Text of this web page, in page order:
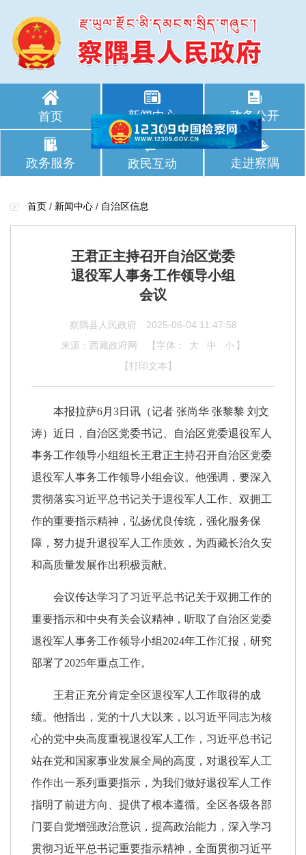
首页 新闻中心 政务公开
政务服务 政民互动 走进察隅
首页 / 新闻中心 / 自治区信息
王君正主持召开自治区党委
退役军人事务工作领导小组
会议
察隅县人民政府
2025-06-04 11:47:58
来源：西藏政府网
【字体： 大 中 小 】
【打印文本】
本报拉萨6月3日讯（记者 张尚华 张黎黎 刘文
涛）近日，自治区党委书记、自治区党委退役军人
事务工作领导小组组长王君正主持召开自治区党委
退役军人事务工作领导小组会议。他强调，要深入
贯彻落实习近平总书记关于退役军人工作、双拥工
作的重要指示精神，弘扬优良传统，强化服务保
障，努力提升退役军人工作质效，为西藏长治久安
和高质量发展作出积极贡献。
会议传达学习了习近平总书记关于双拥工作的
重要指示和中央有关会议精神，听取了自治区党委
退役军人事务工作领导小组2024年工作汇报，研究
部署了2025年重点工作。
王君正充分肯定全区退役军人工作取得的成
绩。他指出，党的十八大以来，以习近平同志为核
心的党中央高度重视退役军人工作，习近平总书记
站在党和国家事业发展全局的高度，对退役军人工
作作出一系列重要指示，为我们做好退役军人工作
指明了前进方向、提供了根本遵循。全区各级各部
门要自觉增强政治意识，提高政治能力，深入学习
贯彻习近平总书记重要指示精神，全面贯彻习近平